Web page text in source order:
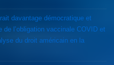
davantage démocratique et
l’obligation vaccinale COVID et
du droit américain en la